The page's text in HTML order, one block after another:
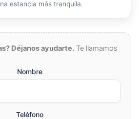
estancia más tranquila.
Déjanos ayudarte. Te llamamos
Nombre
Teléfono